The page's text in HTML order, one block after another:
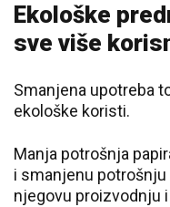
Ekološke
sve više
Smanjena upotreba
ekološke koristi.
Manja potrošnja
i smanjenu
njegovu proizvodnju